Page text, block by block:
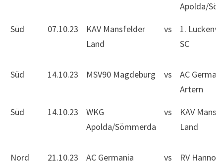
Apolda/
Süd
07.10.23
KAV Mansfelder
Land
vs
1.
SC
Süd 14.10.23 MSV90 Magdeburg vs
AC
Artern
Süd
14.10.23
WKG
Apolda/Sömmerda
vs
KAV
Land
Nord 21.10.23
AC Germania
vs RV